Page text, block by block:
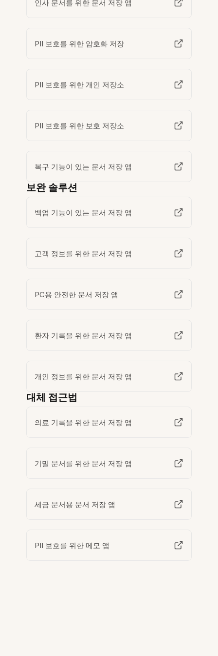
인사 문서를 위한 문서 저장 앱
PII 보호를 위한 암호화 저장
PII 보호를 위한 개인 저장소
PII 보호를 위한 보호 저장소
복구 기능이 있는 문서 저장 앱
보완 솔루션
백업 기능이 있는 문서 저장 앱
고객 정보를 위한 문서 저장 앱
PC용 안전한 문서 저장 앱
환자 기록을 위한 문서 저장 앱
개인 정보를 위한 문서 저장 앱
대체 접근법
의료 기록을 위한 문서 저장 앱
기밀 문서를 위한 문서 저장 앱
세금 문서용 문서 저장 앱
PII 보호를 위한 메모 앱